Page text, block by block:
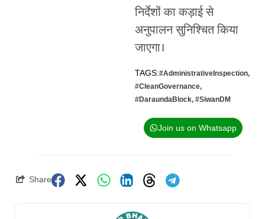
निर्देशों का कड़ाई से
अनुपालन सुनिश्चित किया
जाएगा।
TAGS:#AdministrativeInspection,
#CleanGovernance,
#DaraundaBlock, #SiwanDM
Join us on Whatsapp
Share